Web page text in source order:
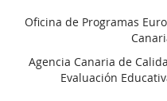
Oficina de Programas
Agencia Canaria de
Evaluación